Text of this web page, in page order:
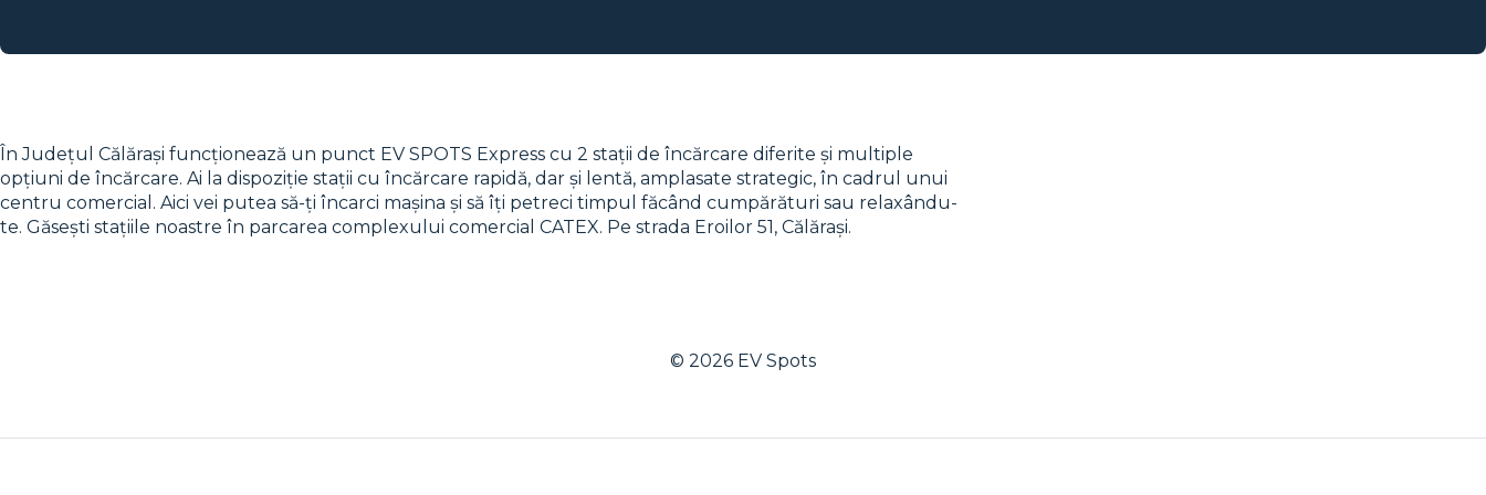
În Județul Călărași funcționează un punct EV SPOTS Express cu 2 stații de încărcare diferite și multiple
opțiuni de încărcare. Ai la dispoziție stații cu încărcare rapidă, dar și lentă, amplasate strategic, în cadrul unui
centru comercial. Aici vei putea să-ți încarci mașina și să îți petreci timpul făcând cumpărături sau relaxându-
te. Găsești stațiile noastre în parcarea complexului comercial CATEX. Pe strada Eroilor 51, Călărași.
© 2026 EV Spots